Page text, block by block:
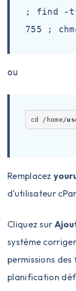
; find -
755 ;
ou
cd /home/
Remplacez
d’utilisateur
Cliquez sur
système
permissions des
planification